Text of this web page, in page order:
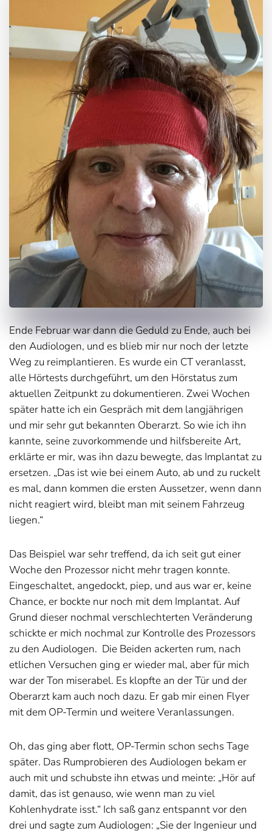
Ende Februar war dann die Geduld zu Ende, auch bei
den Audiologen, und es blieb mir nur noch der letzte
Weg zu reimplantieren. Es wurde ein CT veranlasst,
alle Hörtests durchgeführt, um den Hörstatus zum
aktuellen Zeitpunkt zu dokumentieren. Zwei Wochen
später hatte ich ein Gespräch mit dem langjährigen
und mir sehr gut bekannten Oberarzt. So wie ich ihn
kannte, seine zuvorkommende und hilfsbereite Art,
erklärte er mir, was ihn dazu bewegte, das Implantat zu
ersetzen. „Das ist wie bei einem Auto, ab und zu ruckelt
es mal, dann kommen die ersten Aussetzer, wenn dann
nicht reagiert wird, bleibt man mit seinem Fahrzeug
liegen.“
Das Beispiel war sehr treffend, da ich seit gut einer
Woche den Prozessor nicht mehr tragen konnte.
Eingeschaltet, angedockt, piep, und aus war er, keine
Chance, er bockte nur noch mit dem Implantat. Auf
Grund dieser nochmal verschlechterten Veränderung
schickte er mich nochmal zur Kontrolle des Prozessors
zu den Audiologen. Die Beiden ackerten rum, nach
etlichen Versuchen ging er wieder mal, aber für mich
war der Ton miserabel. Es klopfte an der Tür und der
Oberarzt kam auch noch dazu. Er gab mir einen Flyer
mit dem OP-Termin und weitere Veranlassungen.
Oh, das ging aber flott, OP-Termin schon sechs Tage
später. Das Rumprobieren des Audiologen bekam er
auch mit und schubste ihn etwas und meinte: „Hör auf
damit, das ist genauso, wie wenn man zu viel
Kohlenhydrate isst.“ Ich saß ganz entspannt vor den
drei und sagte zum Audiologen: „Sie der Ingenieur und